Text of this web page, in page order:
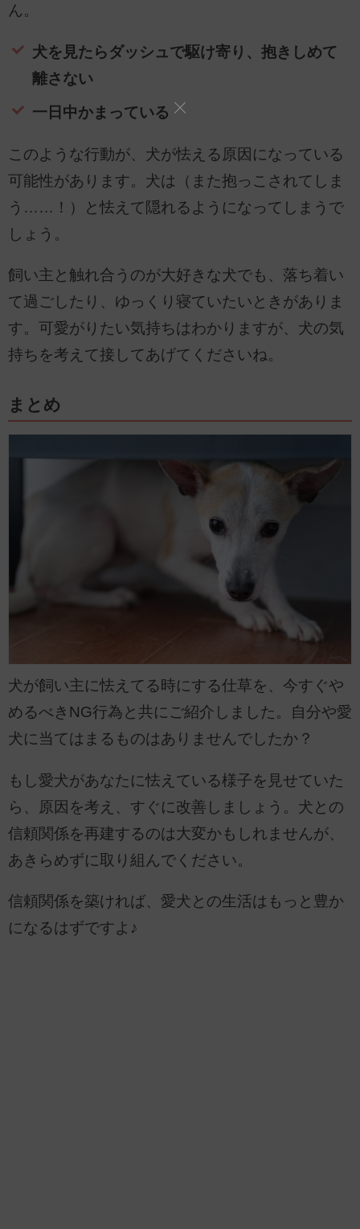
ん。
犬を見たらダッシュで駆け寄り、抱きしめて
離さない
一日中かまっている
このような行動が、犬が怯える原因になっている
可能性があります。犬は（また抱っこされてしま
う……！）と怯えて隠れるようになってしまうで
しょう。
飼い主と触れ合うのが大好きな犬でも、落ち着い
て過ごしたり、ゆっくり寝ていたいときがありま
す。可愛がりたい気持ちはわかりますが、犬の気
持ちを考えて接してあげてくださいね。
まとめ
犬が飼い主に怯えてる時にする仕草を、今すぐや
めるべきNG行為と共にご紹介しました。自分や愛
犬に当てはまるものはありませんでしたか？
もし愛犬があなたに怯えている様子を見せていた
ら、原因を考え、すぐに改善しましょう。犬との
信頼関係を再建するのは大変かもしれませんが、
あきらめずに取り組んでください。
信頼関係を築ければ、愛犬との生活はもっと豊か
になるはずですよ♪